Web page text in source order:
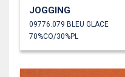
JOGGING
09776.079 BLEU GLACE
70%CO/30%PL